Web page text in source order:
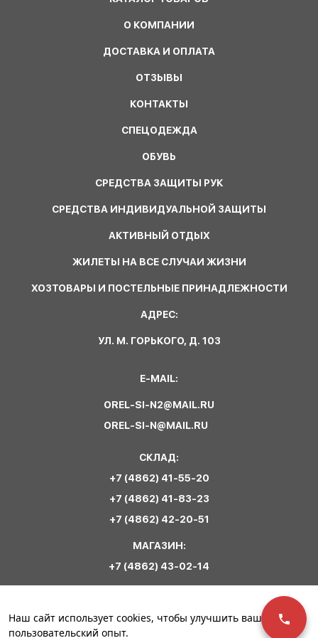
О КОМПАНИИ
ДОСТАВКА И ОПЛАТА
ОТЗЫВЫ
КОНТАКТЫ
СПЕЦОДЕЖДА
ОБУВЬ
СРЕДСТВА ЗАЩИТЫ РУК
СРЕДСТВА ИНДИВИДУАЛЬНОЙ ЗАЩИТЫ
АКТИВНЫЙ ОТДЫХ
ЖИЛЕТЫ НА ВСЕ СЛУЧАИ ЖИЗНИ
ХОЗТОВАРЫ И ПОСТЕЛЬНЫЕ ПРИНАДЛЕЖНОСТИ
АДРЕС:
УЛ. М. ГОРЬКОГО, Д. 103
E-MAIL:
OREL-SI-N2@MAIL.RU
OREL-SI-N@MAIL.RU
СКЛАД:
+7 (4862) 41-55-20
+7 (4862) 41-83-23
+7 (4862) 42-20-51
МАГАЗИН:
+7 (4862) 43-02-14
Обратная связь
Наш сайт использует cookies, чтобы улучшить ваш
пользовательский опыт.